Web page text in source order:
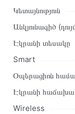
Այս ապրանքը
զամբյուղին»
կամ
Կարող եք նաև
կոնտակտային
Կայքում տվյալ
65UXKQ
Կետայնություն
Անկյունագիծ
Էկրանի տեսակը
Smart
Օպերացիոն
Էկրանի
Wireless